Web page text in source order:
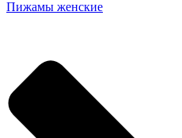
Пижамы женские